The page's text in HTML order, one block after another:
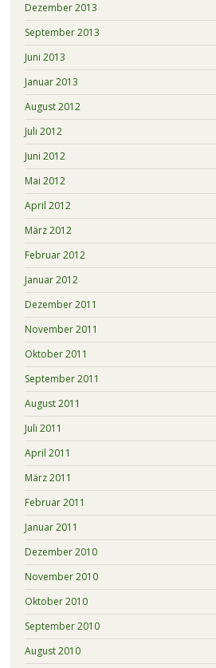
Dezember 2013
September 2013
Juni 2013
Januar 2013
August 2012
Juli 2012
Juni 2012
Mai 2012
April 2012
März 2012
Februar 2012
Januar 2012
Dezember 2011
November 2011
Oktober 2011
September 2011
August 2011
Juli 2011
April 2011
März 2011
Februar 2011
Januar 2011
Dezember 2010
November 2010
Oktober 2010
September 2010
August 2010